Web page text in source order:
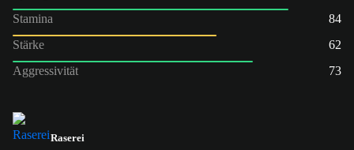
Stamina
84
Stärke
62
Aggressivität
73
Raserei